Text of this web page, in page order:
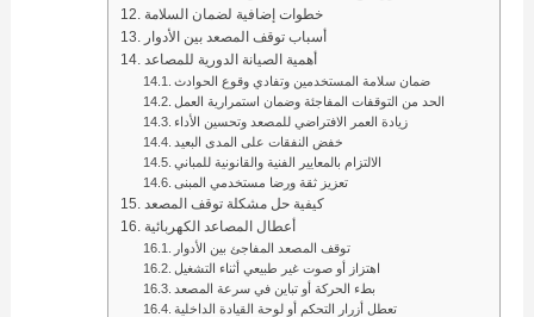
خطوات إضافية لضمان السلامة
أسباب توقف المصعد بين الأدوار
أهمية الصيانة الدورية للمصاعد
ضمان سلامة المستخدمين وتفادي وقوع الحوادث
الحد من التوقفات المفاجئة وضمان استمرارية العمل
زيادة العمر الافتراضي للمصعد وتحسين الأداء
خفض النفقات على المدى البعيد
الالتزام بالمعايير الفنية والقانونية للمباني
تعزيز ثقة ورضا مستخدمي المبنى
كيفية حل مشكلة توقف المصعد
أعطال المصاعد الكهربائية
توقف المصعد المفاجئ بين الأدوار
اهتزاز أو صوت غير طبيعي أثناء التشغيل
بطء الحركة أو تباين في سرعة المصعد
تعطل أزرار التحكم أو لوحة القيادة الداخلية